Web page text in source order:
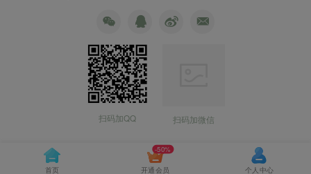
扫码加QQ 扫码加微信
首页 开通会员
-50%
个人中心